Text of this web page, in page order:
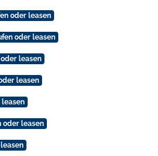
oder leasen
oder leasen
leasen
leasen
leasen
oder leasen